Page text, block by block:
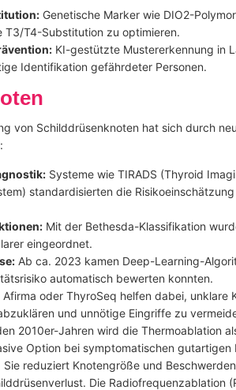
Genetische Marker wie DIO2-
T3/T4-Substitution zu optimieren.
KI-gestützte Mustererkennung in
Identifikation gefährdeter Personen.
von Schilddrüsenknoten hat sich durch
Systeme wie TIRADS (Thyroid
standardisierten die
Mit der Bethesda-Klassifikation
eingeordnet.
Ab ca. 2023 kamen Deep-Learning-
automatisch bewerten konnten.
oder ThyroSeq helfen dabei, unklare
und unnötige Eingriffe zu
2010er-Jahren wird die Thermoablation
Option bei symptomatischen gutartigen
reduziert Knotengröße und
Die Radiofrequenzablation